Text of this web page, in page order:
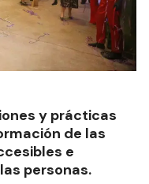
y prácticas
de las
e
personas.